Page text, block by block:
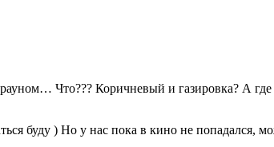
Что??? Коричневый и газировка? А
буду ) Но у нас пока в кино не попадался,